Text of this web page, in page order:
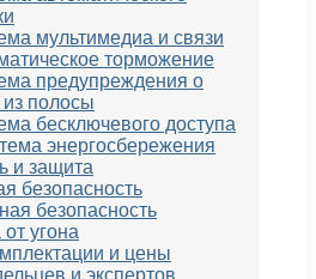
мультимедиа и связи
торможение
предупреждения о
полосы
бесключевого доступа
энергосбережения
и защита
безопасность
безопасность
угона
и цены